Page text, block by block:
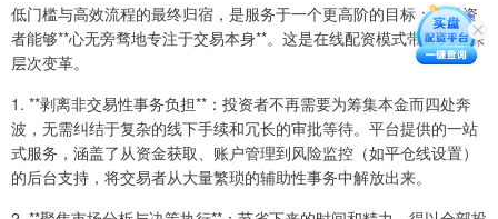
低门槛与高效流程的最终归宿，是服务于一个更高阶的目标：让投资
者能够**心无旁骛地专注于交易本身**。这是在线配资模式带来的最深
层次变革。
1. **剥离非交易性事务负担**：投资者不再需要为筹集本金而四处奔
波，无需纠结于复杂的线下手续和冗长的审批等待。平台提供的一站
式服务，涵盖了从资金获取、账户管理到风险监控（如平仓线设置）
的后台支持，将交易者从大量繁琐的辅助性事务中解放出来。